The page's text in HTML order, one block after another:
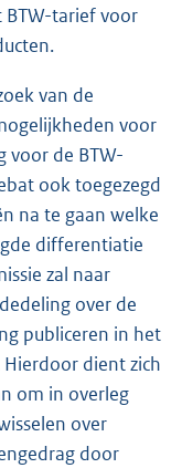
tarief voor
van de
voor
voor de BTW-
ook toegezegd
na te gaan welke
differentiatie
zal naar
over de
publiceren in het
Hierdoor dient zich
om in overleg
over
door